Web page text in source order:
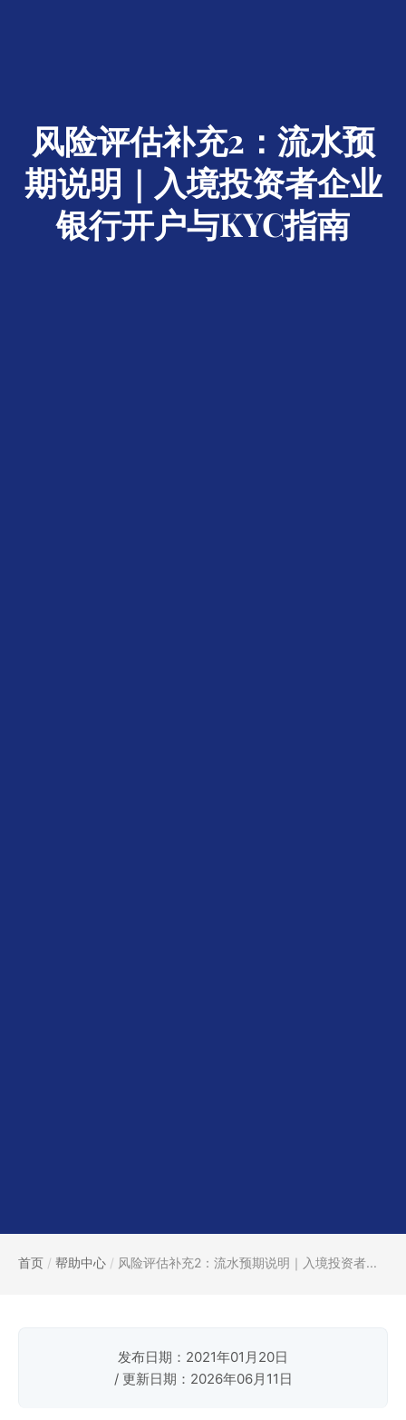
风险评估补充2：流水预
期说明｜入境投资者企业
银行开户与KYC指南
首页 / 帮助中心 / 风险评估补充2：流水预期说明｜入境投资者...
发布日期：2021年01月20日
/ 更新日期：2026年06月11日